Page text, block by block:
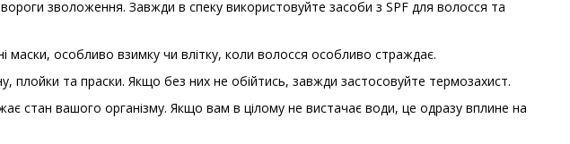
зволоження. Завжди в спеку використовуйте засоби з SPF для волосся та
особливо взимку чи влітку, коли волосся особливо страждає.
плойки та праски. Якщо без них не обійтись, завжди застосовуйте термозахист.
стан вашого організму. Якщо вам в цілому не вистачає води, це одразу вплине на